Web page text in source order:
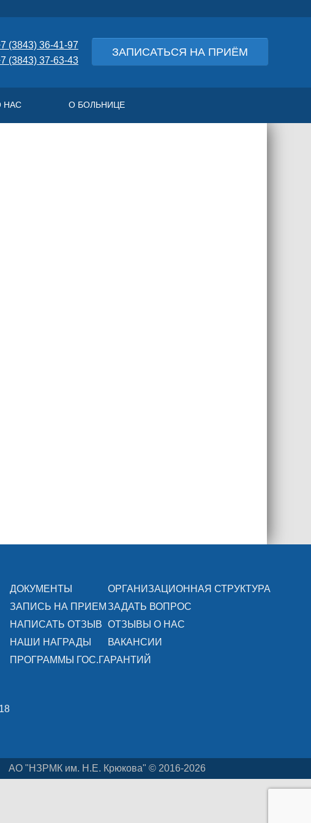
(3843) 36-41-97
(3843) 37-63-43
ЗАПИСАТЬСЯ НА ПРИЁМ
НАС О БОЛЬНИЦЕ
ДОКУМЕНТЫ
ОРГАНИЗАЦИОННАЯ СТРУКТУРА
ЗАПИСЬ НА ПРИЕМ ЗАДАТЬ ВОПРОС
НАПИСАТЬ ОТЗЫВ ОТЗЫВЫ О НАС
НАШИ НАГРАДЫ
ВАКАНСИИ
ПРОГРАММЫ ГОС.ГАРАНТИЙ
АО "НЗРМК им. Н.Е. Крюкова" © 2016-2026